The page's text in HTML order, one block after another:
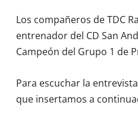
Los compañeros de TDC
entrenador del CD San
Campeón del Grupo 1 de
Para escuchar la
que insertamos a